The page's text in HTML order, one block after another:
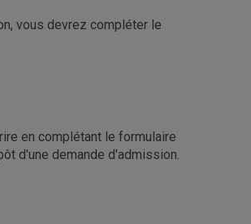
vous devrez compléter le
en complétant le formulaire
d'une demande d'admission.